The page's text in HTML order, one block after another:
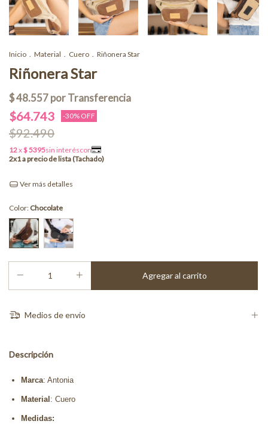
Inicio . Material . Cuero . Riñonera Star
Riñonera Star
$64.743 -30% OFF
$92.490
Ver más detalles
Color: Chocolate
Medios de envío
Descripción
Marca: Antonia
Material : Cuero
Medidas: